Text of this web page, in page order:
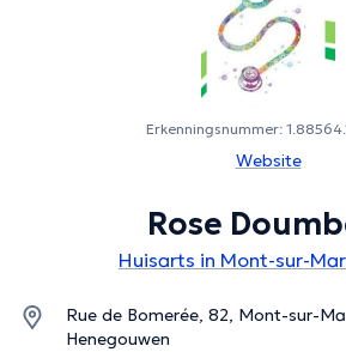
Erkenningsnummer:
Website
Rose
Huisarts in Mont-sur-
Rue de Bomerée, 82, Mont-sur-
Henegouwen